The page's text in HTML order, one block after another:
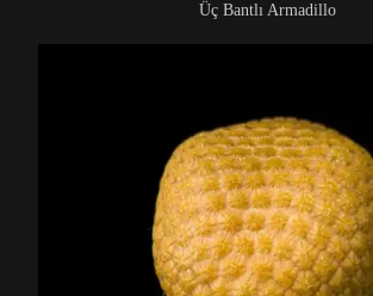
Üç Bantlı Armadillo